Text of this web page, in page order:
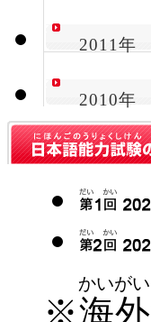
2011年
2010年
※海外
かいがい